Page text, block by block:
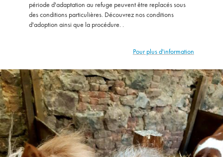
période d'adaptation au refuge peuvent être replacés sous
des conditions particulières. Découvrez nos conditions
d'adoption ainsi que la procédure. .
Pour plus d'information